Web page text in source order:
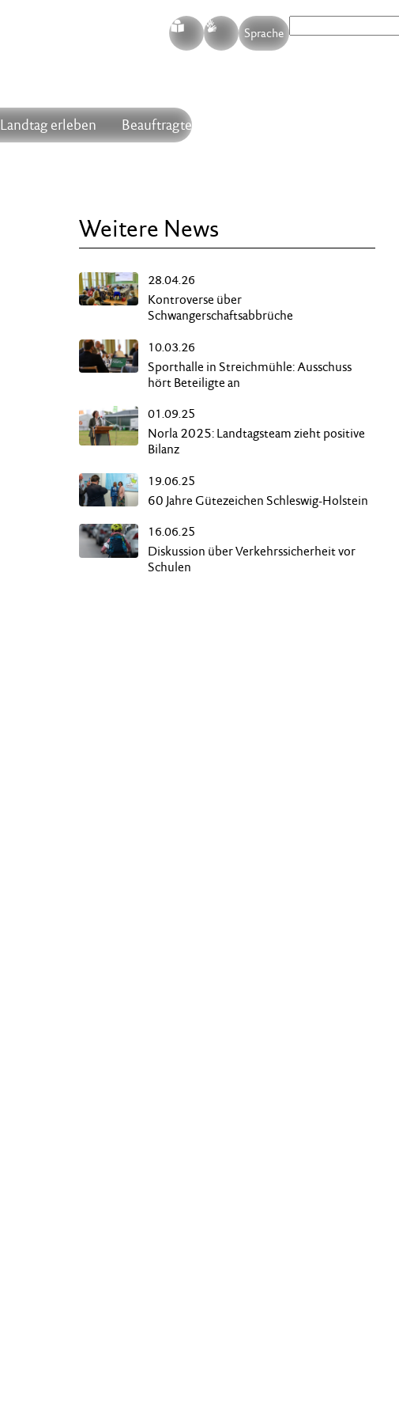
S G Sprache
Landtag erleben Beauftragte
Weitere News
28.04.26
Kontroverse über
Schwangerschaftsabbrüche
10.03.26
Sporthalle in Streichmühle: Ausschuss
hört Beteiligte an
01.09.25
Norla 2025: Landtagsteam zieht positive
Bilanz
19.06.25
60 Jahre Gütezeichen Schleswig-Holstein
16.06.25
Diskussion über Verkehrssicherheit vor
Schulen